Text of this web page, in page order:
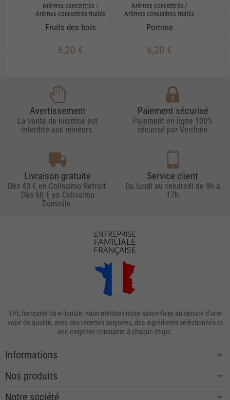
Arômes concentrés /
Arômes concentrés fruités
Fruits des bois
6,20 €
Arômes concentrés /
Arômes concentrés fruités
Pomme
6,20 €
Avertissement
La vente de nicotine est
interdite aux mineurs.
Paiement sécurisé
Paiement en ligne 100%
sécurisé par Verifone
Livraison gratuite
Dès 40 € en Colissimo Retrait.
Dès 60 € en Colissimo
Domicile.
Service client
Du lundi au vendredi de 9h à
17h
TPE française du e-liquide, nous mettons notre savoir-faire au service d’une
vape de qualité, avec des recettes soignées, des ingrédients sélectionnés et
une exigence constante à chaque étape.
Informations
Nos produits
Notre société